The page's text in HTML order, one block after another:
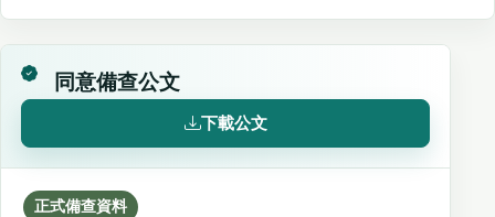
同意備查公文
下載公文
正式備查資料